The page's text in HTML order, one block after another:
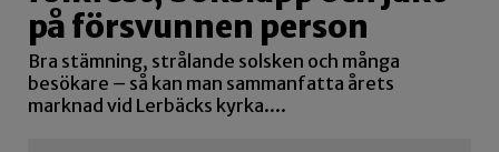
på försvunnen person
Bra stämning, strålande solsken och många
besökare – så kan man sammanfatta årets
marknad vid Lerbäcks kyrka....